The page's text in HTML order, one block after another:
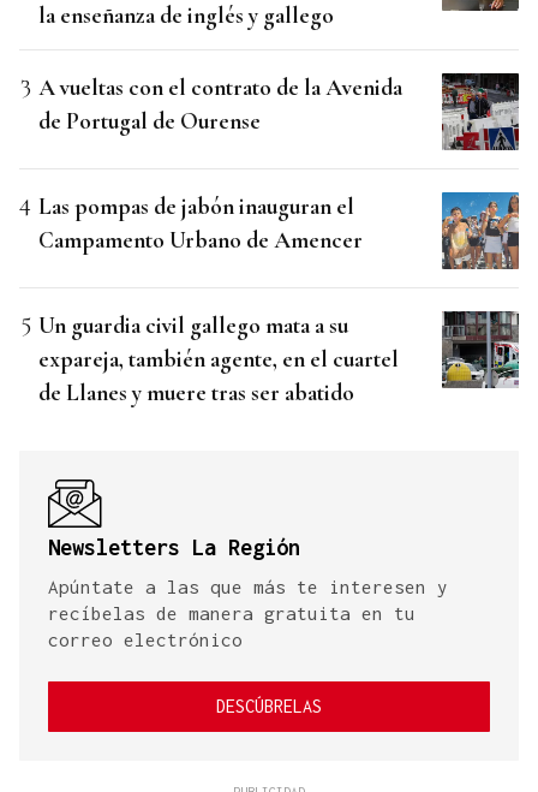
la enseñanza de inglés y gallego
A vueltas con el contrato de la Avenida
de Portugal de Ourense
Las pompas de jabón inauguran el
Campamento Urbano de Amencer
Un guardia civil gallego mata a su
expareja, también agente, en el cuartel
de Llanes y muere tras ser abatido
Newsletters La Región
Apúntate a las que más te interesen y
recíbelas de manera gratuita en tu
correo electrónico
DESCÚBRELAS